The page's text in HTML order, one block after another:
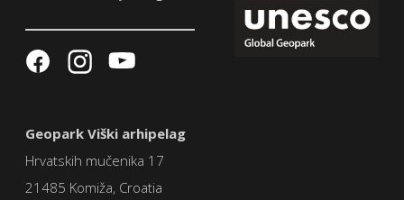
Geopark Viški arhipelag
Hrvatskih mučenika 17
21485 Komiža, Croatia